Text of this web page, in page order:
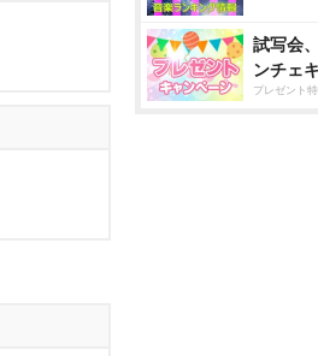
試写会
ンチェ
プレゼント